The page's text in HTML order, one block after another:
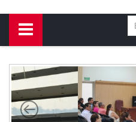
Concejo
Departamentos
Contáctenos
Macará
Cantón